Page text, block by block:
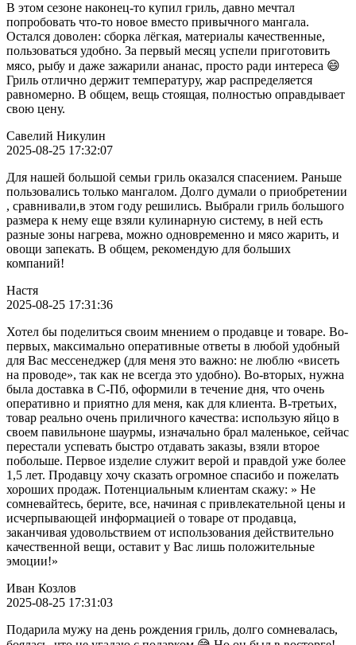
В этом сезоне наконец-то купил гриль, давно мечтал
попробовать что-то новое вместо привычного мангала.
Остался доволен: сборка лёгкая, материалы качественные,
пользоваться удобно. За первый месяц успели приготовить
мясо, рыбу и даже зажарили ананас, просто ради интереса 😄
Гриль отлично держит температуру, жар распределяется
равномерно. В общем, вещь стоящая, полностью оправдывает
свою цену.
Савелий Никулин
2025-08-25 17:32:07
Для нашей большой семьи гриль оказался спасением. Раньше
пользовались только мангалом. Долго думали о приобретении
, сравнивали,в этом году решились. Выбрали гриль большого
размера к нему еще взяли кулинарную систему, в ней есть
разные зоны нагрева, можно одновременно и мясо жарить, и
овощи запекать. В общем, рекомендую для больших
компаний!
Настя
2025-08-25 17:31:36
Хотел бы поделиться своим мнением о продавце и товаре. Во-
первых, максимально оперативные ответы в любой удобный
для Вас мессенеджер (для меня это важно: не люблю «висеть
на проводе», так как не всегда это удобно). Во-вторых, нужна
была доставка в С-Пб, оформили в течение дня, что очень
оперативно и приятно для меня, как для клиента. В-третьих,
товар реально очень приличного качества: использую яйцо в
своем павильноне шаурмы, изначально брал маленькое, сейчас
перестали успевать быстро отдавать заказы, взяли второе
побольше. Первое изделие служит верой и правдой уже более
1,5 лет. Продавцу хочу сказать огромное спасибо и пожелать
хороших продаж. Потенциальным клиентам скажу: » Не
сомневайтесь, берите, все, начиная с привлекательной цены и
исчерпывающей информацией о товаре от продавца,
заканчивая удовольствием от использования действительно
качественной вещи, оставит у Вас лишь положительные
эмоции!»
Иван Козлов
2025-08-25 17:31:03
Подарила мужу на день рождения гриль, долго сомневалась,